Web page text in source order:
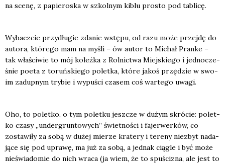
na sce­nę, z papie­ro­ska w szkol­nym kiblu pro­sto pod tabli­cę.
Wybacz­cie przy­dłu­gie zda­nie wstę­pu, od razu może przej­dę do
auto­ra, któ­re­go mam na myśli – ów autor to Michał Pran­ke –
tak wła­ści­wie to mój koleż­ka z Rol­nic­twa Miej­skie­go i jed­no­cze­
śnie poeta z toruń­skie­go polet­ka, któ­re jakoś przę­dzie w swo­
im zadup­nym try­bie i wypu­ści cza­sem coś war­te­go uwa­gi.
Oho, to polet­ko, o tym polet­ku jesz­cze w dużym skró­cie: polet­
ko cza­sy „under­grun­to­wych” świet­no­ści i fajer­wer­ków, co
zosta­wi­ły za sobą w dużej mie­rze kra­te­ry i tere­ny nie­zbyt nada­
ją­ce się pod upra­wę, ma już za sobą, a jed­nak cią­gle i być może
nie­świa­do­mie do nich wra­ca (ja wiem, że to spu­ści­zna, ale jest to